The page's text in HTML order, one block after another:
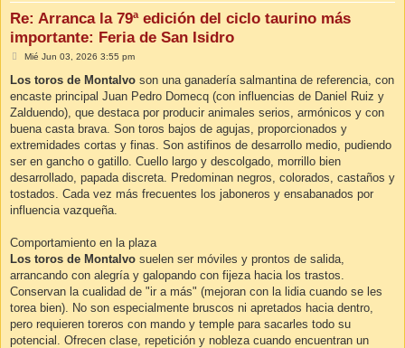
Re: Arranca la 79ª edición del ciclo taurino más
importante: Feria de San Isidro
M
n
a
j
Mié Jun 03, 2026 3:55 pm
Los toros de Montalvo son una ganadería salmantina de referencia, con
encaste principal Juan Pedro Domecq (con influencias de Daniel Ruiz y
Zalduendo), que destaca por producir animales serios, armónicos y con
buena casta brava. Son toros bajos de agujas, proporcionados y
extremidades cortas y finas. Son astifinos de desarrollo medio, pudiendo
ser en gancho o gatillo. Cuello largo y descolgado, morrillo bien
desarrollado, papada discreta. Predominan negros, colorados, castaños y
tostados. Cada vez más frecuentes los jaboneros y ensabanados por
influencia vazqueña.
Comportamiento en la plaza
Los toros de Montalvo suelen ser móviles y prontos de salida,
arrancando con alegría y galopando con fijeza hacia los trastos.
Conservan la cualidad de "ir a más" (mejoran con la lidia cuando se les
torea bien). No son especialmente bruscos ni apretados hacia dentro,
pero requieren toreros con mando y temple para sacarles todo su
potencial. Ofrecen clase, repetición y nobleza cuando encuentran un